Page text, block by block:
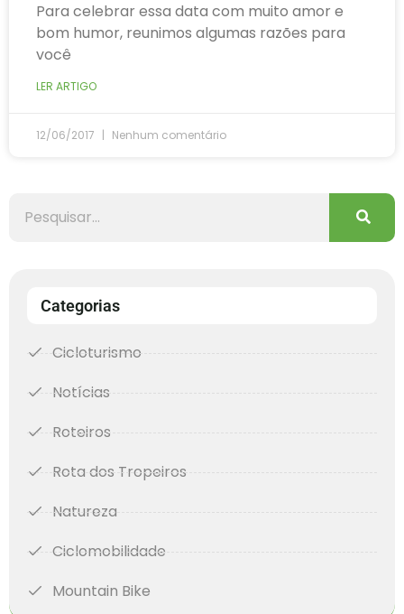
Para celebrar essa data com muito amor e
bom humor, reunimos algumas razões para
você
LER ARTIGO
12/06/2017 Nenhum comentário
Categorias
Cicloturismo
Notícias
Roteiros
Rota dos Tropeiros
Natureza
Ciclomobilidade
Mountain Bike